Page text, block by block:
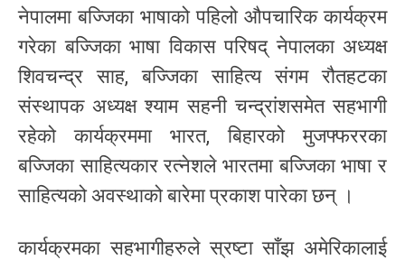
नेपालमा बज्जिका भाषाको पहिलो औपचारिक कार्यक्रम
गरेका बज्जिका भाषा विकास परिषद् नेपालका अध्यक्ष
शिवचन्द्र साह, बज्जिका साहित्य संगम रौतहटका
संस्थापक अध्यक्ष श्याम सहनी चन्द्रांशसमेत सहभागी
रहेको कार्यक्रममा भारत, बिहारको मुजफ्फररका
बज्जिका साहित्यकार रत्नेशले भारतमा बज्जिका भाषा र
साहित्यको अवस्थाको बारेमा प्रकाश पारेका छन् ।
कार्यक्रमका सहभागीहरुले स्रष्टा साँझ अमेरिकालाई